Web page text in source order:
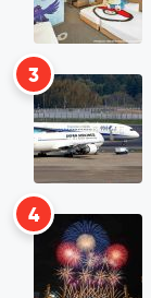
3
4